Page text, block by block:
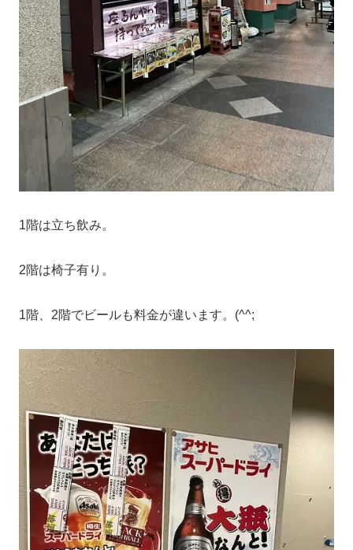
1階は立ち飲み。
2階は椅子有り。
1階、2階でビールも料金が違います。(^^;